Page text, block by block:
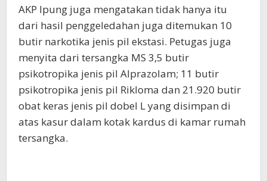
AKP Ipung juga mengatakan tidak hanya itu
dari hasil penggeledahan juga ditemukan 10
butir narkotika jenis pil ekstasi. Petugas juga
menyita dari tersangka MS 3,5 butir
psikotropika jenis pil Alprazolam; 11 butir
psikotropika jenis pil Rikloma dan 21.920 butir
obat keras jenis pil dobel L yang disimpan di
atas kasur dalam kotak kardus di kamar rumah
tersangka.